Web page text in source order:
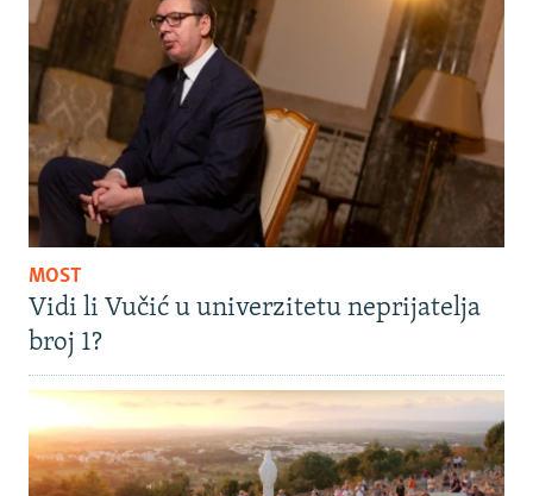
MOST
Vidi li Vučić u univerzitetu neprijatelja
broj 1?